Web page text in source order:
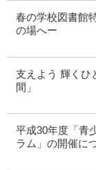
春の学校図書館
の場へー
支えよう 輝くひ
間」
平成30年度「青
ラム」の開催に